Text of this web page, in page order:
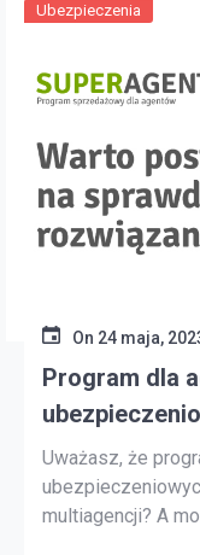
Ubezpieczenia
On 24 maja,
Program dla
sprawdzone
Uważasz, że
multiagencji? A
nie spełnia